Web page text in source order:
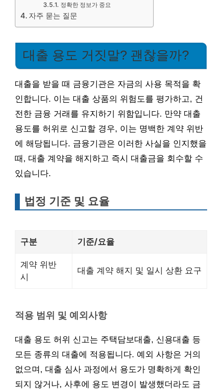
정확한 정보가 중요
자주 묻는 질문
대출 용도 거짓말? 괜찮을까?
대출을 받을 때 금융기관은 자금의 사용 목적을 확
인합니다. 이는 대출 상품의 위험도를 평가하고, 건
전한 금융 거래를 유지하기 위함입니다. 만약 대출
용도를 허위로 신고할 경우, 이는 명백한 계약 위반
에 해당됩니다. 금융기관은 이러한 사실을 인지했을
때, 대출 계약을 해지하고 즉시 대출금을 회수할 수
있습니다.
법정 기준 및 요율
구분 기준/요율
계약 위반
시
대출 계약 해지 및 일시 상환 요구
적용 범위 및 예외사항
대출 용도 허위 신고는 주택담보대출, 신용대출 등
모든 종류의 대출에 적용됩니다. 예외 사항은 거의
없으며, 대출 심사 과정에서 용도가 명확하게 확인
되지 않거나, 사후에 용도 변경이 발생했더라도 금